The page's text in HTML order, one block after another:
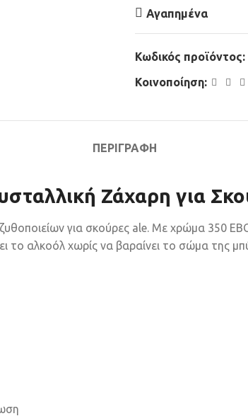
Αγαπημένα
Κωδικός προϊόντος:
Κοινοποίηση:
ΠΕΡΙΓΡΑΦΉ
Ζάχαρη για
για σκούρες ale. Με χρώμα 350
το αλκοόλ χωρίς να βαραίνει το σώμα της